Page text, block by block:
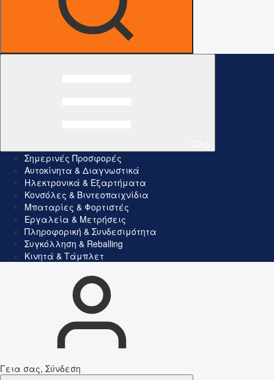
Σημερινές Προσφορές
Αυτοκίνητα & Διαγνωστικά
Ηλεκτρονικά & Εξαρτήματα
Κονσόλες & Βιντεοπαιχνίδια
Μπαταρίες & Φορτιστές
Εργαλεία & Μετρήσεις
Πληροφορική & Συνδεσιμότητα
Συγκόλληση & Reballing
Κινητά & Τάμπλετ
Γεια σας, Σύνδεση